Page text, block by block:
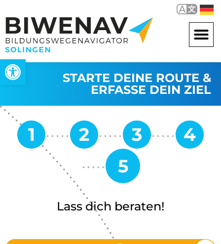
Werkzeugleiste öffnen
STARTE DEINE ROUTE &
ERFASSE DEIN ZIEL
Lass dich beraten!